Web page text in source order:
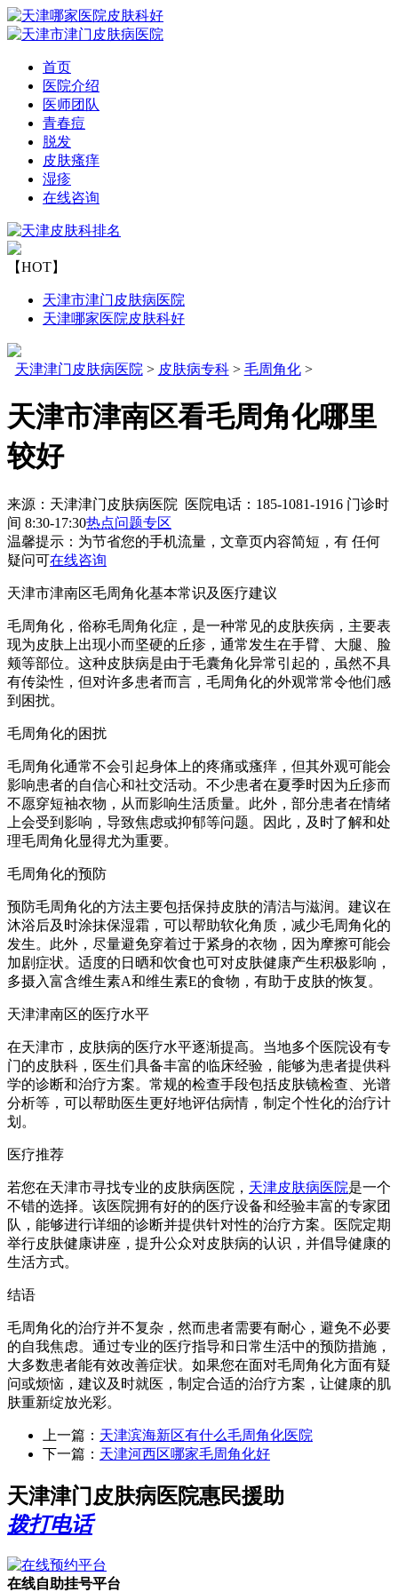
首页
医院介绍
医师团队
青春痘
脱发
皮肤瘙痒
湿疹
在线咨询
【HOT】
天津市津门皮肤病医院
天津哪家医院皮肤科好
天津津门皮肤病医院 > 皮肤病专科> 毛周角化>
天津市津南区看毛周角化哪里
较好
来源：天津津门皮肤病医院 医院电话：185-1081-1916 门诊时
间 8:30-17:30热点问题专区
温馨提示： 为节省您的手机流量，文章页内容简短，有 任何
疑问可在线咨询
天津市津南区毛周角化基本常识及医疗建议
毛周角化，俗称毛周角化症，是一种常见的皮肤疾病，主要表
现为皮肤上出现小而坚硬的丘疹，通常发生在手臂、大腿、脸
颊等部位。这种皮肤病是由于毛囊角化异常引起的，虽然不具
有传染性，但对许多患者而言，毛周角化的外观常常令他们感
到困扰。
毛周角化的困扰
毛周角化通常不会引起身体上的疼痛或瘙痒，但其外观可能会
影响患者的自信心和社交活动。不少患者在夏季时因为丘疹而
不愿穿短袖衣物，从而影响生活质量。此外，部分患者在情绪
上会受到影响，导致焦虑或抑郁等问题。因此，及时了解和处
理毛周角化显得尤为重要。
毛周角化的预防
预防毛周角化的方法主要包括保持皮肤的清洁与滋润。建议在
沐浴后及时涂抹保湿霜，可以帮助软化角质，减少毛周角化的
发生。此外，尽量避免穿着过于紧身的衣物，因为摩擦可能会
加剧症状。适度的日晒和饮食也可对皮肤健康产生积极影响，
多摄入富含维生素A和维生素E的食物，有助于皮肤的恢复。
天津津南区的医疗水平
在天津市，皮肤病的医疗水平逐渐提高。当地多个医院设有专
门的皮肤科，医生们具备丰富的临床经验，能够为患者提供科
学的诊断和治疗方案。常规的检查手段包括皮肤镜检查、光谱
分析等，可以帮助医生更好地评估病情，制定个性化的治疗计
划。
医疗推荐
若您在天津市寻找专业的皮肤病医院， 天津皮肤病医院是一个
不错的选择。该医院拥有好的的医疗设备和经验丰富的专家团
队，能够进行详细的诊断并提供针对性的治疗方案。医院定期
举行皮肤健康讲座，提升公众对皮肤病的认识，并倡导健康的
生活方式。
结语
毛周角化的治疗并不复杂，然而患者需要有耐心，避免不必要
的自我焦虑。通过专业的医疗指导和日常生活中的预防措施，
大多数患者能有效改善症状。如果您在面对毛周角化方面有疑
问或烦恼，建议及时就医，制定合适的治疗方案，让健康的肌
肤重新绽放光彩。
上一篇： 天津滨海新区有什么毛周角化医院
下一篇： 天津河西区哪家毛周角化好
天津津门皮肤病医院惠民援助
拨打电话
在线自助挂号平台